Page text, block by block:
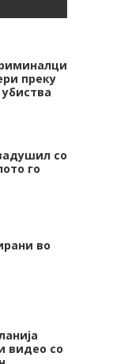
преку
со
го
во
видео со